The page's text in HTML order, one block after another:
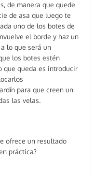
de manera que quede
de asa que luego te
uno de los botes de
el borde y haz un
lo que será un
los botes estén
que queda es introducir
para que creen un
las velas.
ofrece un resultado
práctica?